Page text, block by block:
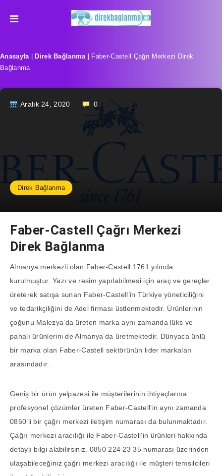
Anasayfa| Direk Bağlanma|
Faber-Castell Çağrı Merkezi Direk
Bağlanma
Aralık 24, 2020 0
Direk Bağlanma
Faber-Castell Çağrı Merkezi
Direk Bağlanma
Almanya merkezli olan Faber-Castell 1761 yılında
kurulmuştur. Yazı ve resim yapılabilmesi için araç ve gereçler
üreterek satışa sunan Faber-Castell’in Türkiye yöneticiliğini
ve tedarikçiliğini de Adel firması üstlenmektedir. Ürünlerinin
çoğunu Malezya’da üreten marka aynı zamanda lüks ve
pahalı ürünlerini de Almanya’da üretmektedir. Dünyaca ünlü
bir marka olan Faber-Castell sektörünün lider markaları
arasındadır.
Geniş bir ürün yelpazesi ile müşterilerinin ihtiyaçlarına
profesyonel çözümler üreten Faber-Castell’in aynı zamanda
0850’li bir çağrı merkezi iletişim numarası da bulunmaktadır.
Çağrı merkezi aracılığı ile Faber-Castell’in ürünleri hakkında
detaylı bilgi alabilirsiniz. 0850 224 23 35 numarası üzerinden
ulaşabileceğiniz çağrı merkezi aracılığı ile müşteri temsilcileri